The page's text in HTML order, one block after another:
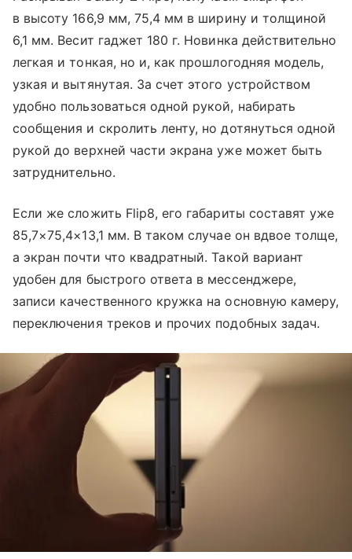
в высоту 166,9 мм, 75,4 мм в ширину и толщиной
6,1 мм. Весит гаджет 180 г. Новинка действительно
легкая и тонкая, но и, как прошлогодняя модель,
узкая и вытянутая. За счет этого устройством
удобно пользоваться одной рукой, набирать
сообщения и скролить ленту, но дотянуться одной
рукой до верхней части экрана уже может быть
затруднительно.
Если же сложить Flip8, его габариты составят уже
85,7×75,4×13,1 мм. В таком случае он вдвое толще,
а экран почти что квадратный. Такой вариант
удобен для быстрого ответа в мессенджере,
записи качественного кружка на основную камеру,
переключения треков и прочих подобных задач.